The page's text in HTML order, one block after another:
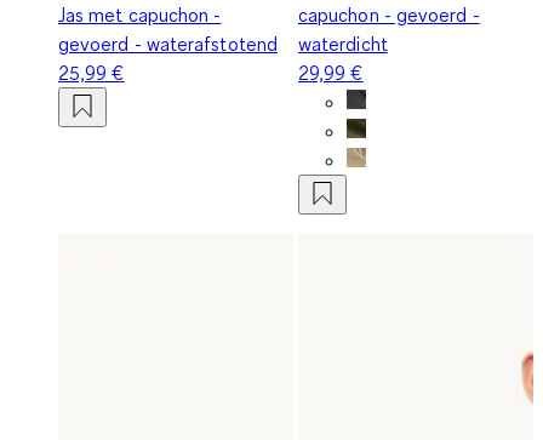
Jas met capuchon -
gevoerd - waterafstotend
25,99 €
capuchon - gevoerd -
waterdicht
29,99 €